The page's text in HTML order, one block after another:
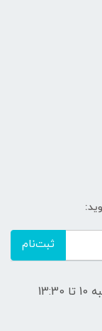
ثبت‌نام
ارتباط با ما ( ساعت تماس شنبه الی پنج‌شنبه 10 تا 13:30